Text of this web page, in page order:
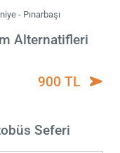
- Pınarbaşı
Alternatifleri
900 TL
Seferi